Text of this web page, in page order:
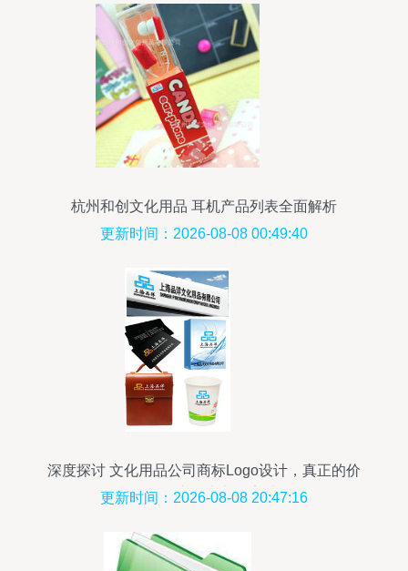
杭州和创文化用品 耳机产品列表全面解析
更新时间：2026-08-08 00:49:40
深度探讨 文化用品公司商标Logo设计，真正的价
值远不止一张竞标素材
更新时间：2026-08-08 20:47:16